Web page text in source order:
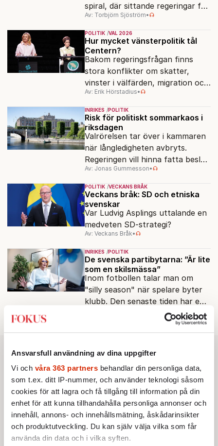
Ansvarsfull användning av dina uppgifter
Vi och våra 363 partners behandlar din personliga data,
som t.ex. ditt IP-nummer, och använder teknologi såsom
cookies för att lagra och få tillgång till information på din
enhet för att kunna tillhandahålla personliga annonser och
innehåll, annons- och innehållsmätning, åskådarinsikter
och produktutveckling. Du kan själv välja vilka som får
använda din data och i vilka syften.
spiral, där sittande regeringar får
klä skott för sådant som går
dåligt.
Av: Torbjörn Sjöström•
POLITIK VAL 2026
Hur mycket vänsterpolitik tål
Centern?
Bakom regeringsfrågan finns
stora konflikter om skatter,
vinster i välfärden, migration och
energi. Avståndet mellan C och
de rödgröna partierna är
fortfarande stort.
Av: Erik Hörstadius•
INRIKES POLITIK
Risk för politiskt sommarkaos i
riksdagen
Valrörelsen tar över i kammaren
när långledigheten avbryts.
Regeringen vill hinna fatta beslut
före valet – men oppositionen
ser sin chans att pressa
Tidösidan.
Av: Jonas Gummesson•
POLITIK VECKANS BRÅK
Veckans bråk: SD och etniska
svenskar
Var Ludvig Asplings uttalande en
medveten SD-strategi?
Av: Veckans Bråk•
INRIKES POLITIK
De svenska partibytarna: ”Är lite
som en skilsmässa”
Inom fotbollen talar man om
"silly season" när spelare byter
klubb. Den senaste tiden har en
rad svenska politiker bytt parti –
men varför, och vad skiljer
partiernas interna kulturer åt?